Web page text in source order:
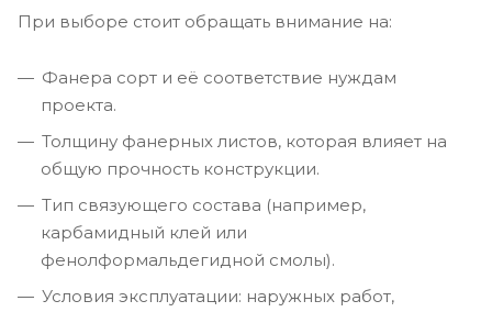
При выборе стоит обращать внимание на:
Фанера сорт и её соответствие нуждам
проекта.
Толщину фанерных листов, которая влияет на
общую прочность конструкции.
Тип связующего состава (например,
карбамидный клей или
фенолформальдегидной смолы).
Условия эксплуатации: наружных работ,